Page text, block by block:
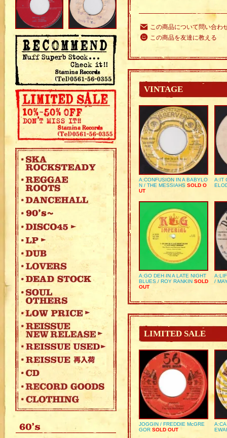
この商品について問い合わ
この商品を友達に教える
VINTAGE
A:CONFUSION IN A BABYLO
N / THE MESSIAHS SOLD O
UT
A:IT
A:GO DEH IN A LATE NIGHT
BLUES / ROY RANKIN SOLD
OUT
/
LIMITED SALE
JOGGIN / FREDDIE McGRE
GOR SOLD OUT